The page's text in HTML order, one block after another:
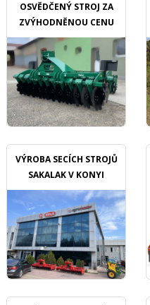
OSVĚDČENÝ STROJ ZA
ZVÝHODNĚNOU CENU
VÝROBA SECÍCH STROJŮ
SAKALAK V KONYI